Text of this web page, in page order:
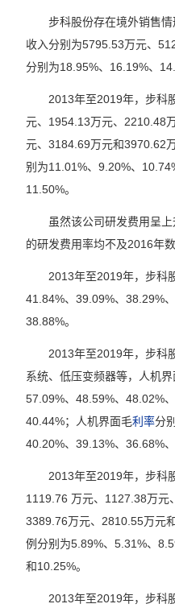
步科股份存在境外销售情
收入分别为5795.53万元、
分别为18.95%、16.19%、
2013年至2019年，步科
元、1954.13万元、2210.48
元、3184.69万元和3970.62
别为11.01%、9.20%、
11.50%。
虽然该公司研发费用呈上
的研发费用率均不及2016年数
2013年至2019年，步科
41.84%、39.09%、38.29%
38.88%。
2013年至2019年，步科
系统、低压变频器等，人机
57.09%、48.59%、48.02%
40.44%；人机界面毛利率分
40.20%、39.13%、36.68%
2013年至2019年，步科
1119.76 万元、1127.38万元
3389.76万元、2810.55万元
例分别为5.89%、5.31%、
和10.25%。
2013年至2019年，步科